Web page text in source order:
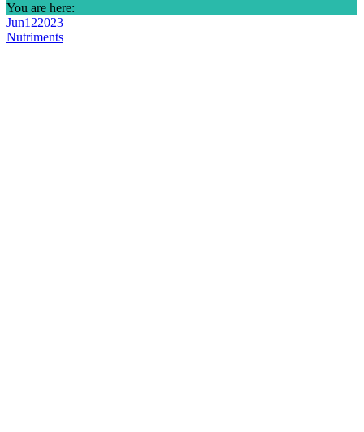
You are here:
Jun122023
Nutriments